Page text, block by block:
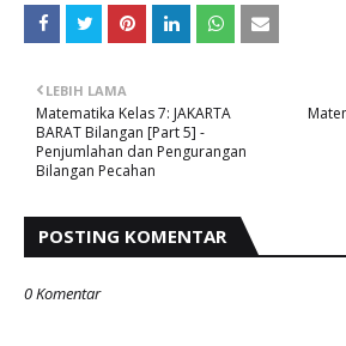
LEBIH LAMA
Matematika Kelas 7: JAKARTA
BARAT Bilangan [Part 5] -
Penjumlahan dan Pengurangan
Bilangan Pecahan
POSTING KOMENTAR
0 Komentar